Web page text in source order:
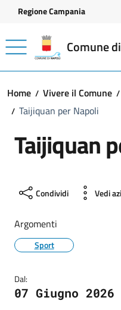
Vai ai contenuti
Vai al footer
Regione Campania
Comune
Home Vivere il Comune
Taijiquan per Napoli
Taijiquan
Condividi Vedi
Argomenti
Sport
Dal:
07 Giugno 2026